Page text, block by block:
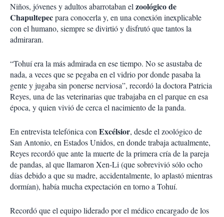
Niños, jóvenes y adultos abarrotaban el zoológico de
Chapultepecpara conocerla y, en una conexión inexplicable
con el humano, siempre se divirtió y disfrutó que tantos la
admiraran.
“Tohuí era la más admirada en ese tiempo. No se asustaba de
nada, a veces que se pegaba en el vidrio por donde pasaba la
gente y jugaba sin ponerse nerviosa”, recordó la doctora Patricia
Reyes, una de las veterinarias que trabajaba en el parque en esa
época, y quien vivió de cerca el nacimiento de la panda.
En entrevista telefónica con Excélsior, desde el zoológico de
San Antonio, en Estados Unidos, en donde trabaja actualmente,
Reyes recordó que ante la muerte de la primera cría de la pareja
de pandas, al que llamaron Xen-Li (que sobrevivió sólo ocho
días debido a que su madre, accidentalmente, lo aplastó mientras
dormían), había mucha expectación en torno a Tohuí.
Recordó que el equipo liderado por el médico encargado de los